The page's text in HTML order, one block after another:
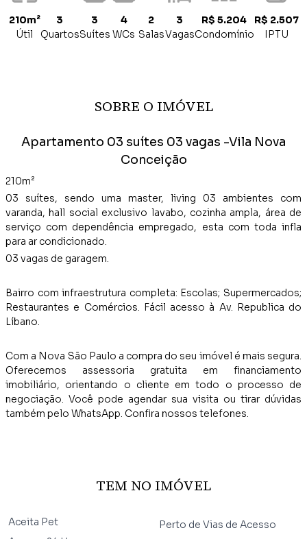
210m²
Útil
3
Quartos
3
Suítes
4
WCs
2
Salas
3
Vagas
R$ 5.204
Condomínio
R$ 2.507
IPTU
SOBRE O IMÓVEL
Apartamento 03 suítes 03 vagas -Vila Nova
Conceição
210m²
03 suítes, sendo uma master, living 03 ambientes com
varanda, hall social exclusivo lavabo, cozinha ampla, área de
serviço com dependência empregado, esta com toda infla
para ar condicionado.
03 vagas de garagem.
Bairro com infraestrutura completa: Escolas; Supermercados;
Restaurantes e Comércios. Fácil acesso à Av. Republica do
Líbano.
Com a Nova São Paulo a compra do seu imóvel é mais segura.
Oferecemos assessoria gratuita em financiamento
imobiliário, orientando o cliente em todo o processo de
negociação. Você pode agendar sua visita ou tirar dúvidas
também pelo WhatsApp. Confira nossos telefones.
TEM NO IMÓVEL
Aceita Pet
Perto de Vias de Acesso